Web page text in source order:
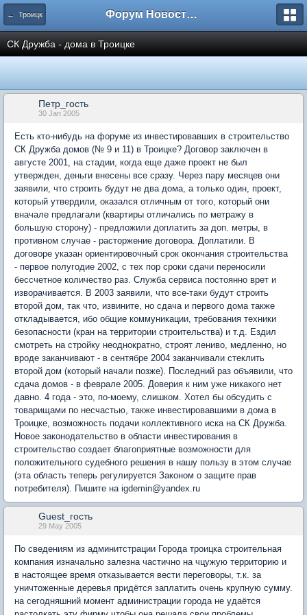
← Троицк Форум Новостройки
СК Дружба - дома в Троицке
Петр_гость
30 Jan 2005
Есть кто-нибудь на форуме из инвестировавших в строительство
СК Дружба домов (№ 9 и 11) в Троицке? Договор заключен в
августе 2001, на стадии, когда еще даже проект не был
утвержден, деньги внесены все сразу. Через пару месяцев они
заявили, что строить будут не два дома, а только один, проект,
который утвердили, оказался отличным от того, который они
вначале предлагали (квартиры отличались по метражу в
большую сторону) - предложили доплатить за доп. метры, в
противном случае - расторжение договора. Доплатили. В
договоре указан ориентировочный срок окончания строительства
- первое полугодие 2002, с тех пор сроки сдачи переносили
бессчетное количество раз. Служба сервиса постоянно врет и
изворачивается. В 2003 заявили, что все-таки будут строить
второй дом, так что, извините, но сдача и первого дома также
откладывается, ибо общие коммуникации, требования техники
безопасности (кран на территории строительства) и т.д. Ездил
смотреть на стройку неоднократно, строят лениво, медленно, но
вроде заканчивают - в сентябре 2004 заканчивали стеклить
второй дом (который начали позже). Последний раз объявили, что
сдача домов - в феврале 2005. Доверия к ним уже никакого нет
давно. 4 года - это, по-моему, слишком. Хотел бы обсудить с
товарищами по несчастью, также инвестировавшими в дома в
Троицке, возможность подачи коллективного иска на СК Дружба.
Новое законодательство в области инвестирования в
строительство создает благоприятные возможности для
положительного судебного решения в нашу пользу в этом случае
(эта область теперь регулируется Законом о защите прав
потребителя). Пишите на igdemin@yandex.ru
Guest_гость
29 May 2005
По сведениям из админитстрации Города троицка строительная
компания изначально залезна частично на чцужую территорию и
в настоящее время отказывается вести переговоры, т.к. за
уничтоженные деревья придётся заплатить очень крупную сумму.
на сегодняшний момент администрации города не удаётся